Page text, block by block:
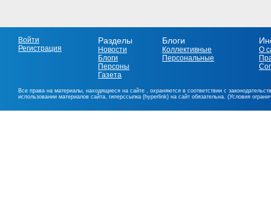
Войти
Регистрация
Разделы
Новости
Блоги
Персоны
Газета
Блоги
Коллективные
Персональные
О
Все права на материалы, находящиеся на сайте , охраняются в соответствии с
использовании материалов сайта, гиперссылка (hyperlink) на сайт обязательна. (Условия